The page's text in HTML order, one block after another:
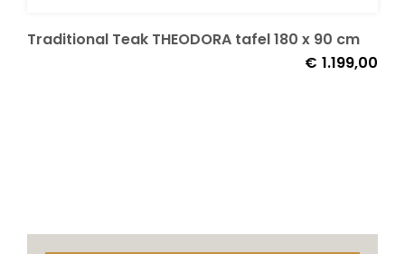
Traditional Teak THEODORA tafel 180 x 90 cm
€ 1.199,00